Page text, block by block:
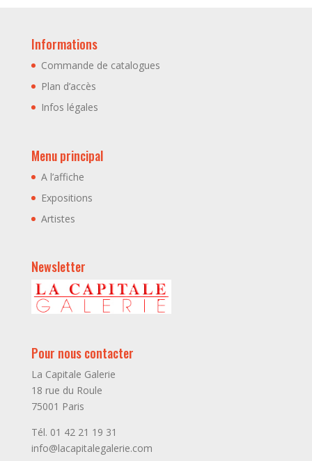
Informations
Commande de catalogues
Plan d’accès
Infos légales
Menu principal
A l’affiche
Expositions
Artistes
Newsletter
Pour nous contacter
La Capitale Galerie
18 rue du Roule
75001 Paris
Tél. 01 42 21 19 31
info@lacapitalegalerie.com